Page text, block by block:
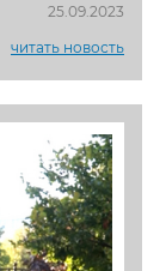
25.09.2023
читать новость